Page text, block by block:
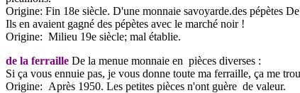
Origine: Fin 18e siècle. D'une monnaie savoyarde.des pépètes
Ils en avaient gagné des pépètes avec le marché noir !
Origine: Milieu 19e siècle; mal établie.
de la ferraille De la menue monnaie en pièces diverses :
Si ça vous ennuie pas, je vous donne toute ma ferraille, ça me
Origine: Après 1950. Les petites pièces n'ont guère de valeur.